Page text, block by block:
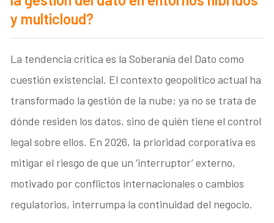
y multicloud?
La tendencia crítica es la Soberanía del Dato como
cuestión existencial. El contexto geopolítico actual ha
transformado la gestión de la nube; ya no se trata de
dónde residen los datos, sino de quién tiene el control
legal sobre ellos. En 2026, la prioridad corporativa es
mitigar el riesgo de que un ‘interruptor’ externo,
motivado por conflictos internacionales o cambios
regulatorios, interrumpa la continuidad del negocio.